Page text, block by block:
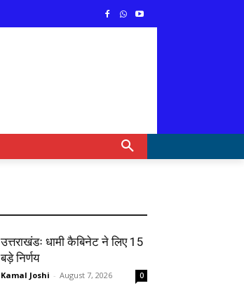
उत्तराखंडः धामी कैबिनेट ने लिए 15
बड़े निर्णय
Kamal Joshi - August 7, 2026 0